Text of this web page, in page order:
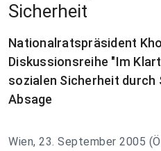
Sicherheit
Nationalratspräsident
Diskussionsreihe "Im
sozialen Sicherheit durch
Absage
Wien, 23. September 2005